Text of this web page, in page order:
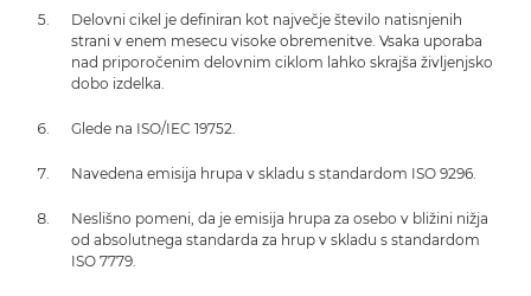
Delovni cikel je definiran kot največje število natisnjenih
strani v enem mesecu visoke obremenitve. Vsaka uporaba
nad priporočenim delovnim ciklom lahko skrajša življenjsko
dobo izdelka.
Glede na ISO/IEC 19752.
Navedena emisija hrupa v skladu s standardom ISO 9296.
Neslišno pomeni, da je emisija hrupa za osebo v bližini nižja
od absolutnega standarda za hrup v skladu s standardom
ISO 7779.